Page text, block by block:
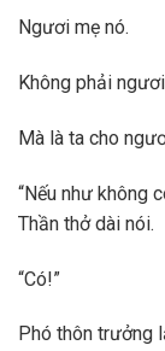
Ngươi mẹ nó.
Không phải
Mà là ta cho
“Nếu như không
Thần thở dài nói.
“Có!”
Phó thôn trưởng